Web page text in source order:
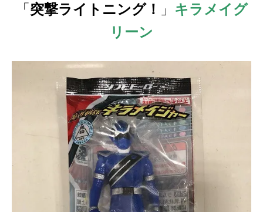
「突撃ライトニング！ 」 キラメイグ
リーン